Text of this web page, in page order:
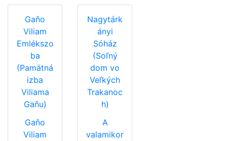
Gaňo
Viliam
Emlékszo
ba
(Pamätná
izba
Viliama
Gaňu)
Gaňo
Viliam
Nagytárk
ányi
Sóház
(Soľný
dom vo
Veľkých
Trakanoc
h)
A
valamikor